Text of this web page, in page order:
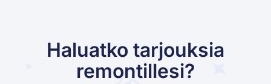
Haluatko tarjouksia
remontillesi?